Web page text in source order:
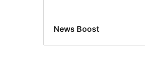
News Boost